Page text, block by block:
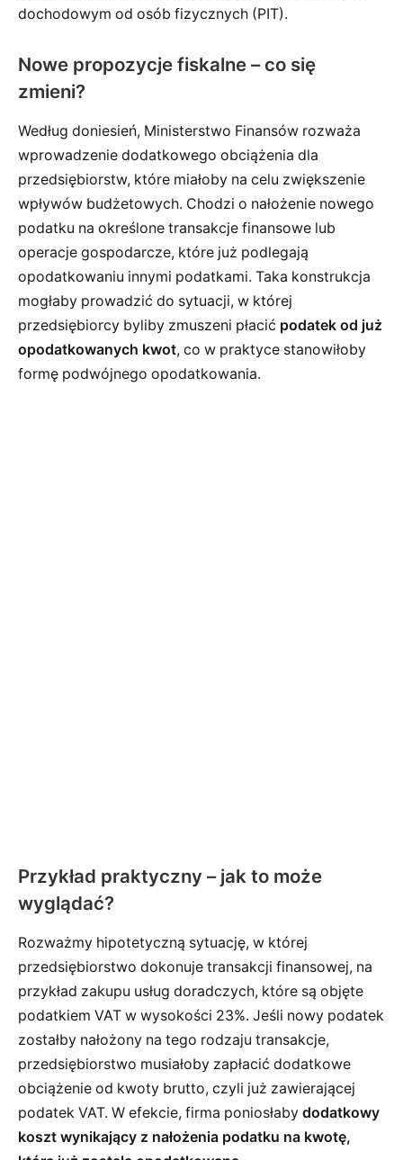
dochodowym od osób fizycznych (PIT).
Nowe propozycje fiskalne – co się
zmieni?
Według doniesień, Ministerstwo Finansów rozważa
wprowadzenie dodatkowego obciążenia dla
przedsiębiorstw, które miałoby na celu zwiększenie
wpływów budżetowych. Chodzi o nałożenie nowego
podatku na określone transakcje finansowe lub
operacje gospodarcze, które już podlegają
opodatkowaniu innymi podatkami. Taka konstrukcja
mogłaby prowadzić do sytuacji, w której
przedsiębiorcy byliby zmuszeni płacić podatek od już
opodatkowanych kwot, co w praktyce stanowiłoby
formę podwójnego opodatkowania.
Przykład praktyczny – jak to może
wyglądać?
Rozważmy hipotetyczną sytuację, w której
przedsiębiorstwo dokonuje transakcji finansowej, na
przykład zakupu usług doradczych, które są objęte
podatkiem VAT w wysokości 23%. Jeśli nowy podatek
zostałby nałożony na tego rodzaju transakcje,
przedsiębiorstwo musiałoby zapłacić dodatkowe
obciążenie od kwoty brutto, czyli już zawierającej
podatek VAT. W efekcie, firma poniosłaby dodatkowy
koszt wynikający z nałożenia podatku na kwotę,